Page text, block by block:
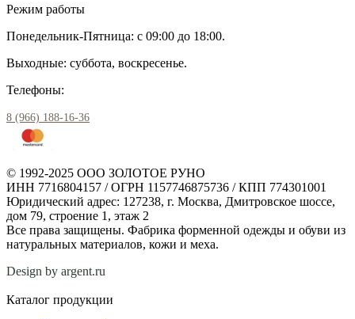
Режим работы
Понедельник-Пятница: с 09:00 до 18:00.
Выходные: суббота, воскресенье.
Телефоны:
8 (966) 188-16-36
© 1992-2025 ООО ЗОЛОТОЕ РУНО
ИНН 7716804157 / ОГРН 1157746875736 / КПП 774301001
Юридический адрес: 127238, г. Москва, Дмитровское шоссе,
дом 79, строение 1, этаж 2
Все права защищены. Фабрика форменной одежды и обуви из
натуральных материалов, кожи и меха.
Design by argent.ru
Каталог продукции